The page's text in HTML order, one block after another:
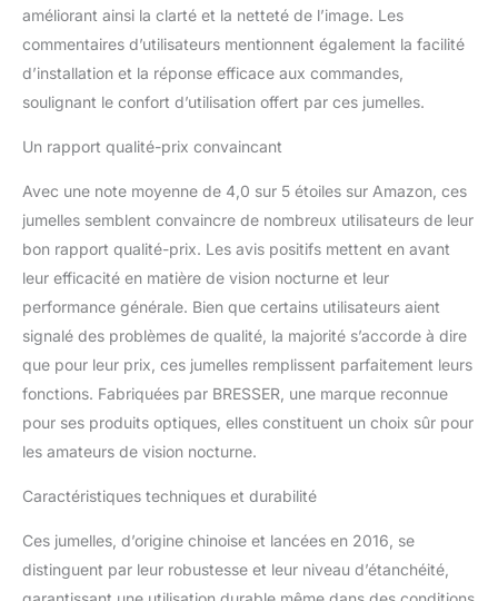
améliorant ainsi la clarté et la netteté de l’image. Les
commentaires d’utilisateurs mentionnent également la facilité
d’installation et la réponse efficace aux commandes,
soulignant le confort d’utilisation offert par ces jumelles.
Un rapport qualité-prix convaincant
Avec une note moyenne de 4,0 sur 5 étoiles sur Amazon, ces
jumelles semblent convaincre de nombreux utilisateurs de leur
bon rapport qualité-prix. Les avis positifs mettent en avant
leur efficacité en matière de vision nocturne et leur
performance générale. Bien que certains utilisateurs aient
signalé des problèmes de qualité, la majorité s’accorde à dire
que pour leur prix, ces jumelles remplissent parfaitement leurs
fonctions. Fabriquées par BRESSER, une marque reconnue
pour ses produits optiques, elles constituent un choix sûr pour
les amateurs de vision nocturne.
Caractéristiques techniques et durabilité
Ces jumelles, d’origine chinoise et lancées en 2016, se
distinguent par leur robustesse et leur niveau d’étanchéité,